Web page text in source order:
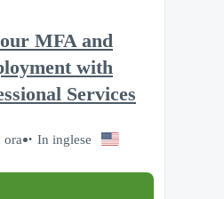
MFA and
with
Services
ora In inglese